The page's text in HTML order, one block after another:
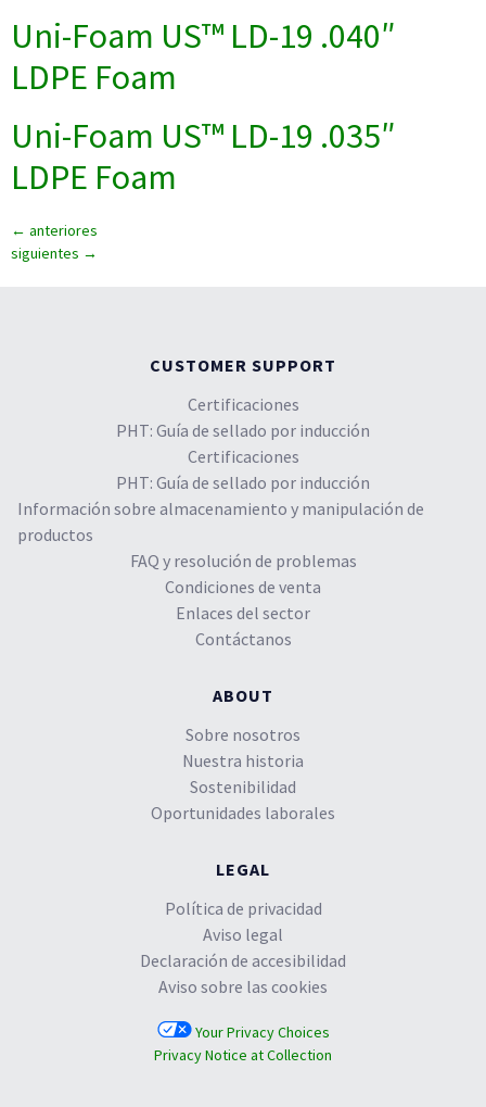
Uni-Foam US™ LD-19 .040″
LDPE Foam
Uni-Foam US™ LD-19 .035″
LDPE Foam
← anteriores
siguientes →
CUSTOMER SUPPORT
Certificaciones
PHT: Guía de sellado por inducción
Certificaciones
PHT: Guía de sellado por inducción
Información sobre almacenamiento y manipulación de
productos
FAQ y resolución de problemas
Condiciones de venta
Enlaces del sector
Contáctanos
ABOUT
Sobre nosotros
Nuestra historia
Sostenibilidad
Oportunidades laborales
LEGAL
Política de privacidad
Aviso legal
Declaración de accesibilidad
Aviso sobre las cookies
Your Privacy Choices
Privacy Notice at Collection